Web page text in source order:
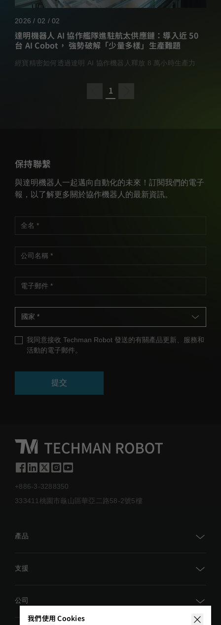
2026 / 02 / 02
達明機器人 AI 協作艦隊進駐航太供應鏈：導入近 50
台 AI Cobot， 強勢破解「少量多樣」生產難題
經寶精密如何透過達明 AI 協作機器人釋放 8 萬小時生產力
1
保持聯繫
與達明機器人一起邁向自動化的未來！訂閱我們的電子
報，以了解更多關於協作機器人的最新資訊。
我同意接收 Techman Robot 發送的有關產品更新、服務和
活動的電子郵件。
提交
+886-3-3288350
333411桃園市龜山區華亞二路58-2號5樓
產品
TM AI Cobot
TMflow
支援
TM Academy
下載中心
公司
我們使用 Cookies